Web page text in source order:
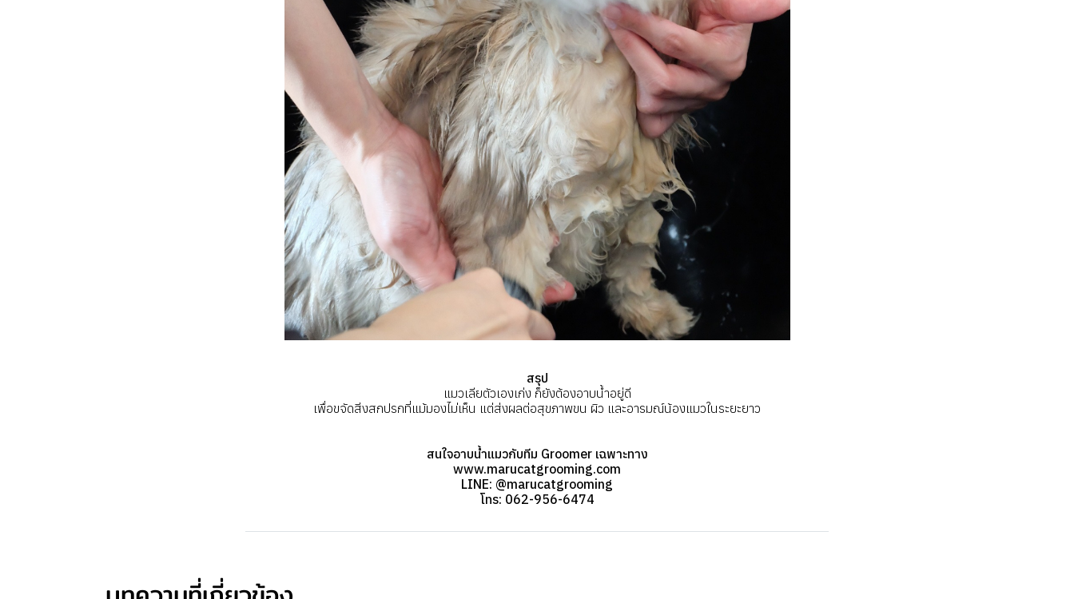
สรุป
แมวเลียตัวเองเก่ง ก็ยังต้องอาบน้ำอยู่ดี
เพื่อขจัดสิ่งสกปรกที่แม้มองไม่เห็น แต่ส่งผลต่อสุขภาพขน ผิว และอารมณ์น้องแมวในระยะยาว
สนใจอาบน้ำแมวกับทีม Groomer เฉพาะทาง
www.marucatgrooming.com
LINE: @marucatgrooming
โทร: 062-956-6474